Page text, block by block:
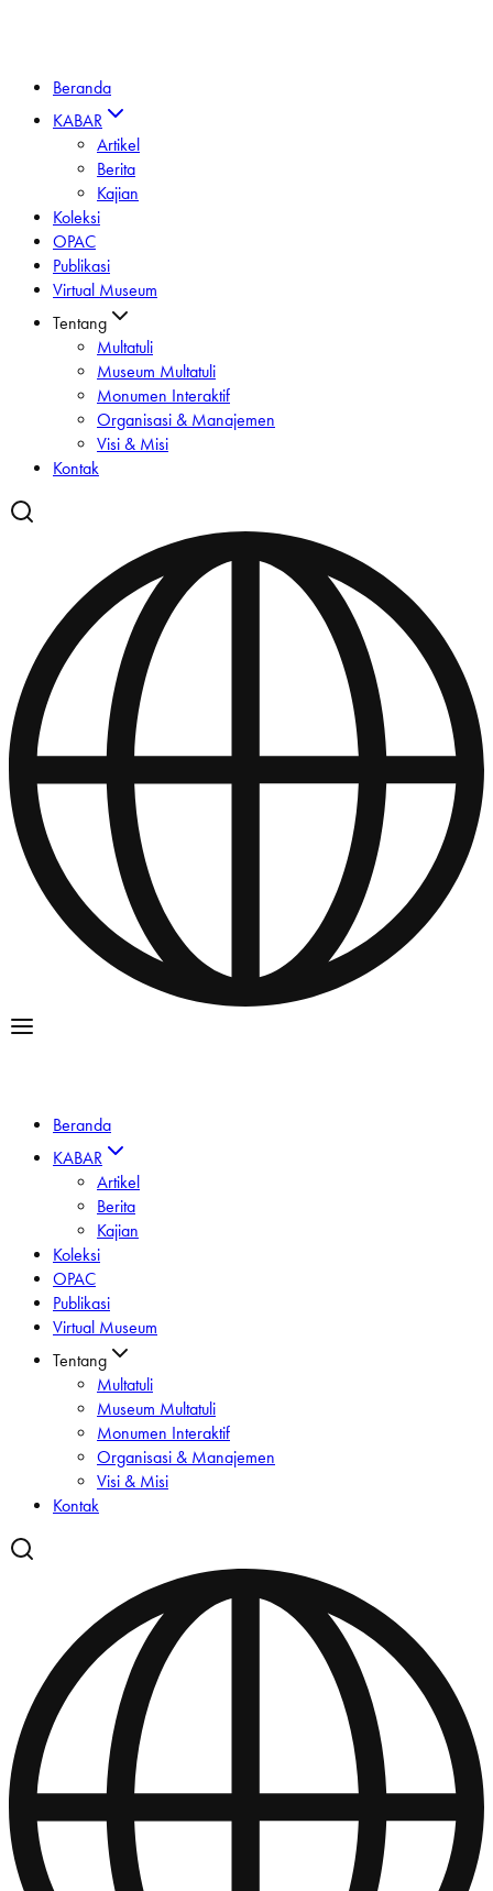
Beranda
KABAR
Artikel
Berita
Kajian
Koleksi
OPAC
Publikasi
Virtual Museum
Tentang
Multatuli
Museum Multatuli
Monumen Interaktif
Organisasi & Manajemen
Visi & Misi
Kontak
Beranda
KABAR
Artikel
Berita
Kajian
Koleksi
OPAC
Publikasi
Virtual Museum
Tentang
Multatuli
Museum Multatuli
Monumen Interaktif
Organisasi & Manajemen
Visi & Misi
Kontak